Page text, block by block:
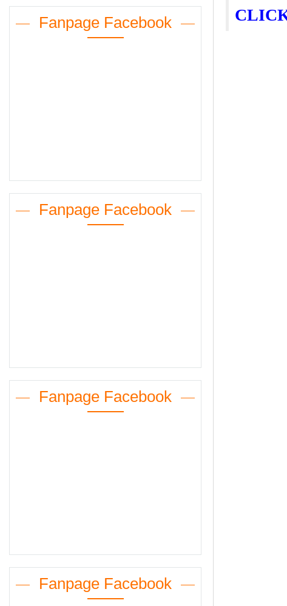
Fanpage Facebook
Fanpage Facebook
Fanpage Facebook
Fanpage Facebook